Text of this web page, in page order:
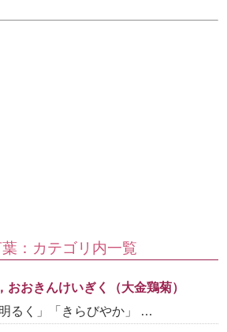
葉：カテゴリ内一覧
おおきんけいぎく（大金鶏菊）
るく」「きらびやか」 …